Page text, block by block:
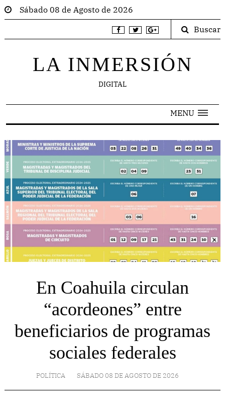
Sábado 08 de Agosto de 2026
Buscar
LA INMERSIÓN
DIGITAL
MENU
En Coahuila circulan
“acordeones” entre
beneficiarios de programas
sociales federales
POLÍTICA SÁBADO 08 DE AGOSTO DE 2026